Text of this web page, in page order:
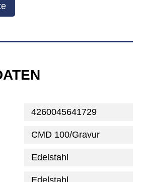
4260045641729
CMD 100/Gravur
Edelstahl
Edelstahl